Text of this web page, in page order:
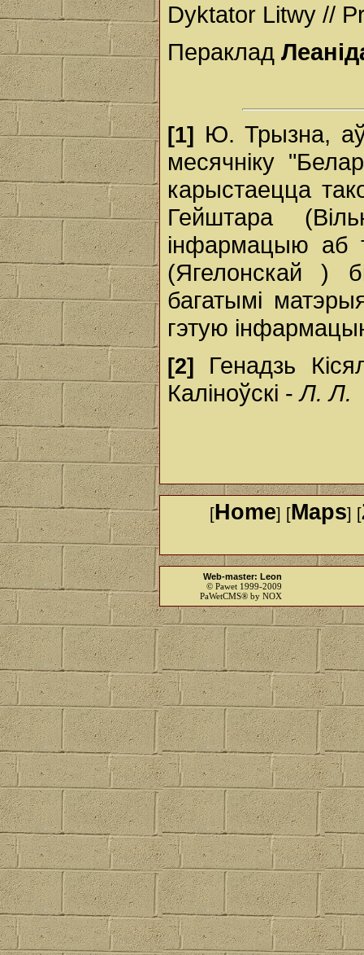
Dyktator Litwy //
Пераклад
[1]
Ю. Трызна,
месячніку
карыстаецца
Гейштара
інфармацыю аб
(Ягелонскай )
багатымі
гэтую
[2]
Генадзь
Каліноўскі -Л. Л.
[Home] [Maps] [
Web-master: Leon
© Pawet 1999-2009
PaWetCMS® by NOX